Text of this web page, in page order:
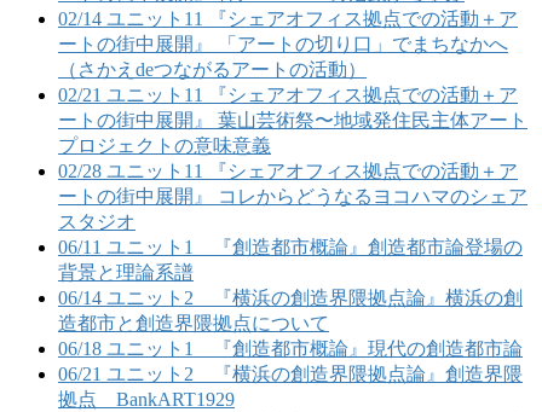
02/14 ユニット11 『シェアオフィス拠点での活動＋ア
ートの街中展開』 「アートの切り口」でまちなかへ
（さかえdeつながるアートの活動）
02/21 ユニット11 『シェアオフィス拠点での活動＋ア
ートの街中展開』 葉山芸術祭〜地域発住民主体アート
プロジェクトの意味意義
02/28 ユニット11 『シェアオフィス拠点での活動＋ア
ートの街中展開』 コレからどうなるヨコハマのシェア
スタジオ
06/11 ユニット1 『創造都市概論』創造都市論登場の
背景と理論系譜
06/14 ユニット2 『横浜の創造界隈拠点論』横浜の創
造都市と創造界隈拠点について
06/18 ユニット1 『創造都市概論』現代の創造都市論
06/21 ユニット2 『横浜の創造界隈拠点論』創造界隈
拠点 BankART1929